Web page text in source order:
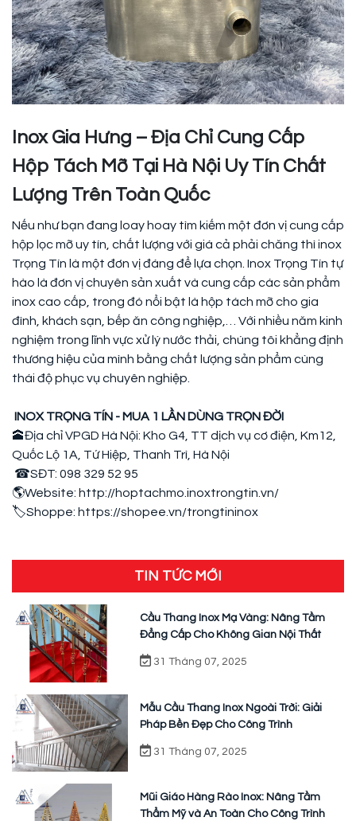
Inox Gia Hưng – Địa Chỉ Cung Cấp
Hộp Tách Mỡ Tại Hà Nội Uy Tín Chất
Lượng Trên Toàn Quốc
Nếu như bạn đang loay hoay tìm kiếm một đơn vị cung cấp
hộp lọc mỡ uy tín, chất lượng với giá cả phải chăng thì inox
Trọng Tín là một đơn vị đáng để lựa chọn. Inox Trọng Tín tự
hào là đơn vị chuyên sản xuất và cung cấp các sản phẩm
inox cao cấp, trong đó nổi bật là hộp tách mỡ cho gia
đình, khách sạn, bếp ăn công nghiệp,… Với nhiều năm kinh
nghiệm trong lĩnh vực xử lý nước thải, chúng tôi khẳng định
thương hiệu của mình bằng chất lượng sản phẩm cùng
thái độ phục vụ chuyên nghiệp.
INOX TRỌNG TÍN - MUA 1 LẦN DÙNG TRỌN ĐỜI
🕋Địa chỉ VPGD Hà Nội: Kho G4, TT dịch vụ cơ điện, Km12,
Quốc Lộ 1A, Tứ Hiệp, Thanh Trì, Hà Nội
☎SĐT: 098 329 52 95
🌎Website: http://hoptachmo.inoxtrongtin.vn/
🏷Shoppe: https://shopee.vn/trongtininox
TIN TỨC MỚI
Cầu Thang Inox Mạ Vàng: Nâng Tầm
Đẳng Cấp Cho Không Gian Nội Thất
31 Tháng 07, 2025
Mẫu Cầu Thang Inox Ngoài Trời: Giải
Pháp Bền Đẹp Cho Công Trình
31 Tháng 07, 2025
Mũi Giáo Hàng Rào Inox: Nâng Tầm
Thẩm Mỹ và An Toàn Cho Công Trình